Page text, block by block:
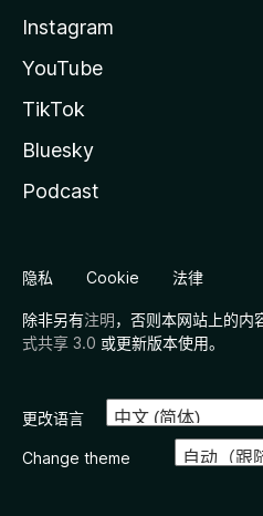
Instagram
YouTube
TikTok
Bluesky
Podcast
隐私 Cookie 法律
除非另有注明，否则本网站上的内
式共享 3.0 或更新版本使用。
更改语言
Change theme